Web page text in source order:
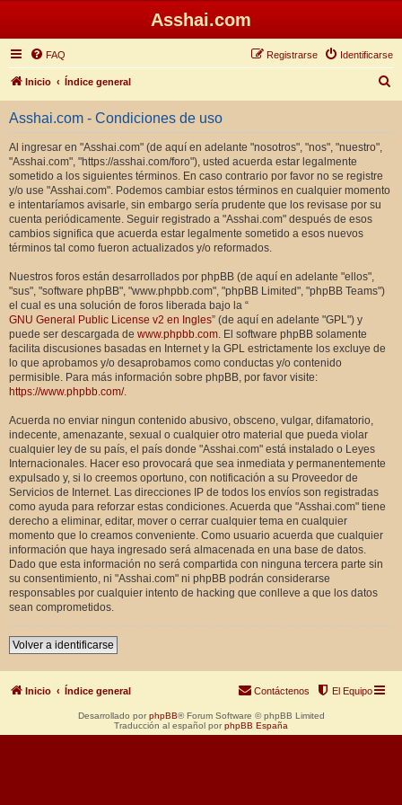
Asshai.com
FAQ Identificarse
Registrarse
Inicio Índice general
u
Asshai.com - Condiciones de uso
Al ingresar en "Asshai.com" (de aquí en adelante "nosotros", "nos", "nuestro",
"Asshai.com", "https://asshai.com/foro"), usted acuerda estar legalmente
sometido a los siguientes términos. En caso contrario por favor no se registre
y/o use "Asshai.com". Podemos cambiar estos términos en cualquier momento
e intentaríamos avisarle, sin embargo sería prudente que los revisase por su
cuenta periódicamente. Seguir registrado a "Asshai.com" después de esos
cambios significa que acuerda estar legalmente sometido a esos nuevos
términos tal como fueron actualizados y/o reformados.
Nuestros foros están desarrollados por phpBB (de aquí en adelante "ellos",
"sus", "software phpBB", "www.phpbb.com", "phpBB Limited", "phpBB Teams")
el cual es una solución de foros liberada bajo la “
GNU General Public License v2 en Ingles” (de aquí en adelante "GPL") y
puede ser descargada de www.phpbb.com. El software phpBB solamente
facilita discusiones basadas en Internet y la GPL estrictamente los excluye de
lo que aprobamos y/o desaprobamos como conductas y/o contenido
permisible. Para más información sobre phpBB, por favor visite:
https://www.phpbb.com/.
Acuerda no enviar ningun contenido abusivo, obsceno, vulgar, difamatorio,
indecente, amenazante, sexual o cualquier otro material que pueda violar
cualquier ley de su país, el país donde "Asshai.com" está instalado o Leyes
Internacionales. Hacer eso provocará que sea inmediata y permanentemente
expulsado y, si lo creemos oportuno, con notificación a su Proveedor de
Servicios de Internet. Las direcciones IP de todos los envíos son registradas
como ayuda para reforzar estas condiciones. Acuerda que "Asshai.com" tiene
derecho a eliminar, editar, mover o cerrar cualquier tema en cualquier
momento que lo creamos conveniente. Como usuario acuerda que cualquier
información que haya ingresado será almacenada en una base de datos.
Dado que esta información no será compartida con ninguna tercera parte sin
su consentimiento, ni "Asshai.com" ni phpBB podrán considerarse
responsables por cualquier intento de hacking que conlleve a que los datos
sean comprometidos.
Volver a identificarse
Inicio Índice general El Equipo
Contáctenos
Desarrollado por phpBB® Forum Software © phpBB Limited
Traducción al español por phpBB España